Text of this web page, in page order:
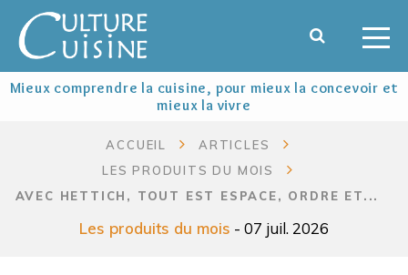
Mieux comprendre la cuisine, pour mieux la concevoir et
mieux la vivre
Les produits du mois - 07 juil. 2026
ACCUEIL
ARTICLES
LES PRODUITS DU MOIS
AVEC HETTICH, TOUT EST ESPACE, ORDRE ET...